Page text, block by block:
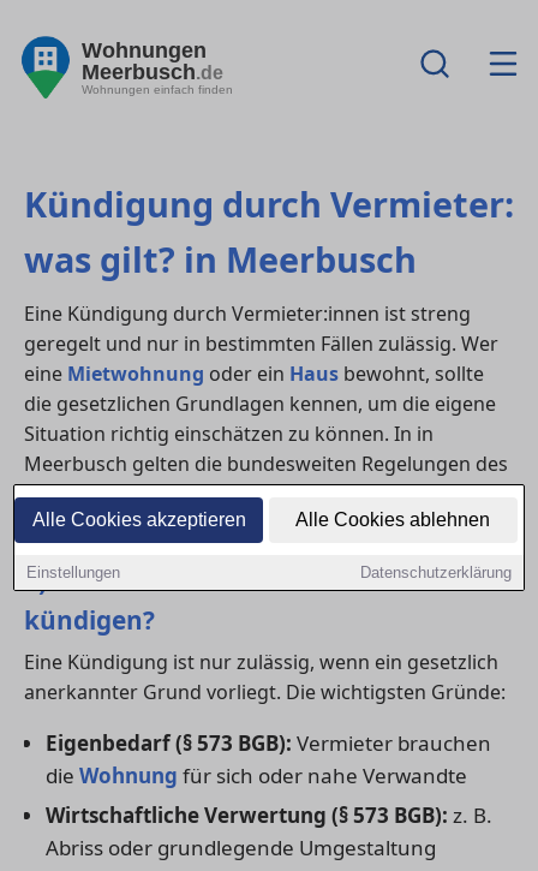
Alle Cookies akzeptieren Alle Cookies ablehnen
Einstellungen Datenschutzerklärung
Wohnungen
Meerbusch.de
Wohnungen einfach finden
Kündigung durch Vermieter:
was gilt? in Meerbusch
Eine Kündigung durch Vermieter:innen ist streng
geregelt und nur in bestimmten Fällen zulässig. Wer
eine Mietwohnung oder ein Haus bewohnt, sollte
die gesetzlichen Grundlagen kennen, um die eigene
Situation richtig einschätzen zu können. In in
Meerbusch gelten die bundesweiten Regelungen des
BGB – mit klaren Anforderungen an Grund, Frist und
Form.
1) In welchen Fällen darf der Vermieter
kündigen?
Eine Kündigung ist nur zulässig, wenn ein gesetzlich
anerkannter Grund vorliegt. Die wichtigsten Gründe:
Eigenbedarf (§ 573 BGB): Vermieter brauchen
die Wohnung für sich oder nahe Verwandte
Wirtschaftliche Verwertung (§ 573 BGB): z. B.
Abriss oder grundlegende Umgestaltung